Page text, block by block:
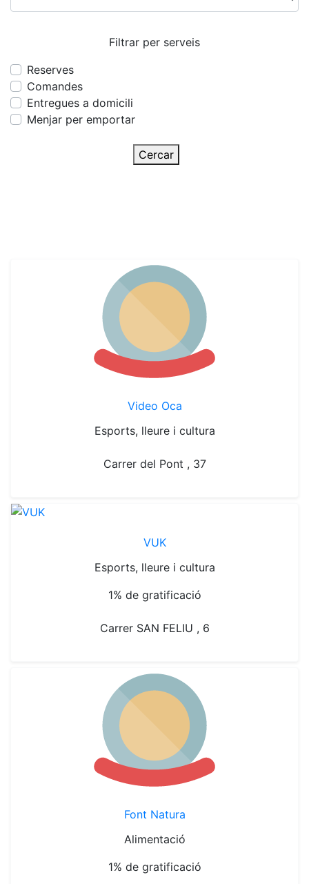
Filtrar per serveis
Reserves
Comandes
Entregues a domicili
Menjar per emportar
Cercar
Video Oca
Esports, lleure i cultura
Carrer del Pont , 37
VUK
Esports, lleure i cultura
1% de gratificació
Carrer SAN FELIU , 6
Font Natura
Alimentació
1% de gratificació